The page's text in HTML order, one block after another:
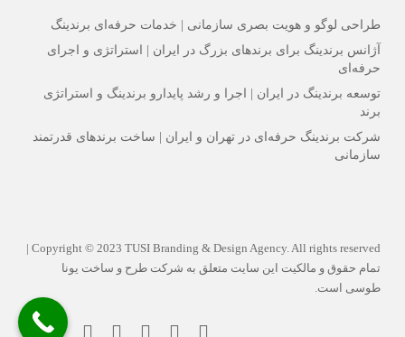
طراحی لوگو و هویت بصری سازمانی | خدمات حرفه‌ای برندینگ
آژانس برندینگ برای برندهای بزرگ در ایران | استراتژی و اجرای
حرفه‌ای
توسعه برندینگ در ایران | اجرا و رشد پایدارو برندینگ و استراتژی
برند
شرکت برندینگ حرفه‌ای در تهران و ایران | ساخت برندهای قدرتمند
سازمانی
Copyright © 2023 TUSI Branding & Design Agency. All rights reserved |
تمام حقوق و مالکیت این سایت متعلق به شرکت طرح و ساخت یونا
طوسی است.
twitter
facebook
linkedin
youtube
instagram
behance